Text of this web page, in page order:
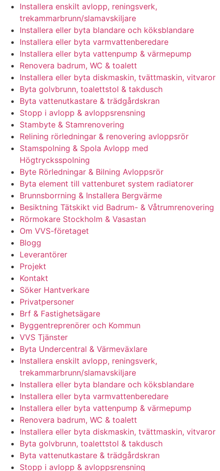
Installera enskilt avlopp, reningsverk,
trekammarbrunn/slamavskiljare
Installera eller byta blandare och köksblandare
Installera eller byta varmvattenberedare
Installera eller byta vattenpump & värmepump
Renovera badrum, WC & toalett
Installera eller byta diskmaskin, tvättmaskin, vitvaror
Byta golvbrunn, toalettstol & takdusch
Byta vattenutkastare & trädgårdskran
Stopp i avlopp & avloppsrensning
Stambyte & Stamrenovering
Relining rörledningar & renovering avloppsrör
Stamspolning & Spola Avlopp med
Högtrycksspolning
Byte Rörledningar & Bilning Avloppsrör
Byta element till vattenburet system radiatorer
Brunnsborrning & Installera Bergvärme
Besiktning Tätskikt vid Badrum- & Våtrumrenovering
Rörmokare Stockholm & Vasastan
Om VVS-företaget
Blogg
Leverantörer
Projekt
Kontakt
Söker Hantverkare
Privatpersoner
Brf & Fastighetsägare
Byggentreprenörer och Kommun
VVS Tjänster
Byta Undercentral & Värmeväxlare
Installera enskilt avlopp, reningsverk,
trekammarbrunn/slamavskiljare
Installera eller byta blandare och köksblandare
Installera eller byta varmvattenberedare
Installera eller byta vattenpump & värmepump
Renovera badrum, WC & toalett
Installera eller byta diskmaskin, tvättmaskin, vitvaror
Byta golvbrunn, toalettstol & takdusch
Byta vattenutkastare & trädgårdskran
Stopp i avlopp & avloppsrensning